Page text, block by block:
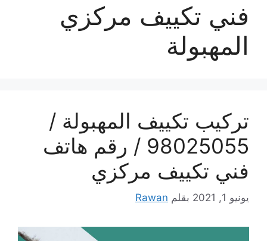
فني تكييف مركزي
المهبولة
تركيب تكييف المهبولة /
98025055 / رقم هاتف
فني تكييف مركزي
يونيو 1, 2021 بقلم Rawan